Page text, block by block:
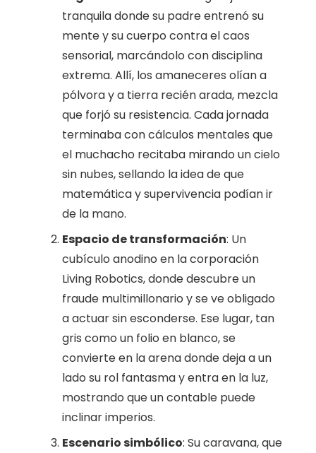
tranquila donde su padre entrenó su
mente y su cuerpo contra el caos
sensorial, marcándolo con disciplina
extrema. Allí, los amaneceres olían a
pólvora y a tierra recién arada, mezcla
que forjó su resistencia. Cada jornada
terminaba con cálculos mentales que
el muchacho recitaba mirando un cielo
sin nubes, sellando la idea de que
matemática y supervivencia podían ir
de la mano.
Espacio de transformación: Un
cubículo anodino en la corporación
Living Robotics, donde descubre un
fraude multimillonario y se ve obligado
a actuar sin esconderse. Ese lugar, tan
gris como un folio en blanco, se
convierte en la arena donde deja a un
lado su rol fantasma y entra en la luz,
mostrando que un contable puede
inclinar imperios.
Escenario simbólico: Su caravana, que